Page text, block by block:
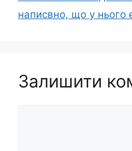
написвно, що у нього
Залишити